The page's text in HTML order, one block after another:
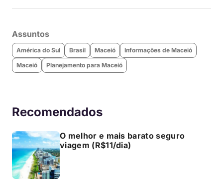
Assuntos
América do Sul Brasil Maceió
Informações de Maceió
Maceió
Planejamento para Maceió
Recomendados
O melhor e mais barato seguro
viagem (R$11/dia)